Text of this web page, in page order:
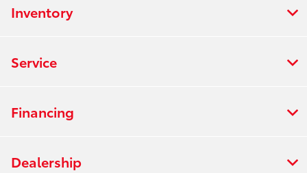
Inventory
Service
Financing
Dealership